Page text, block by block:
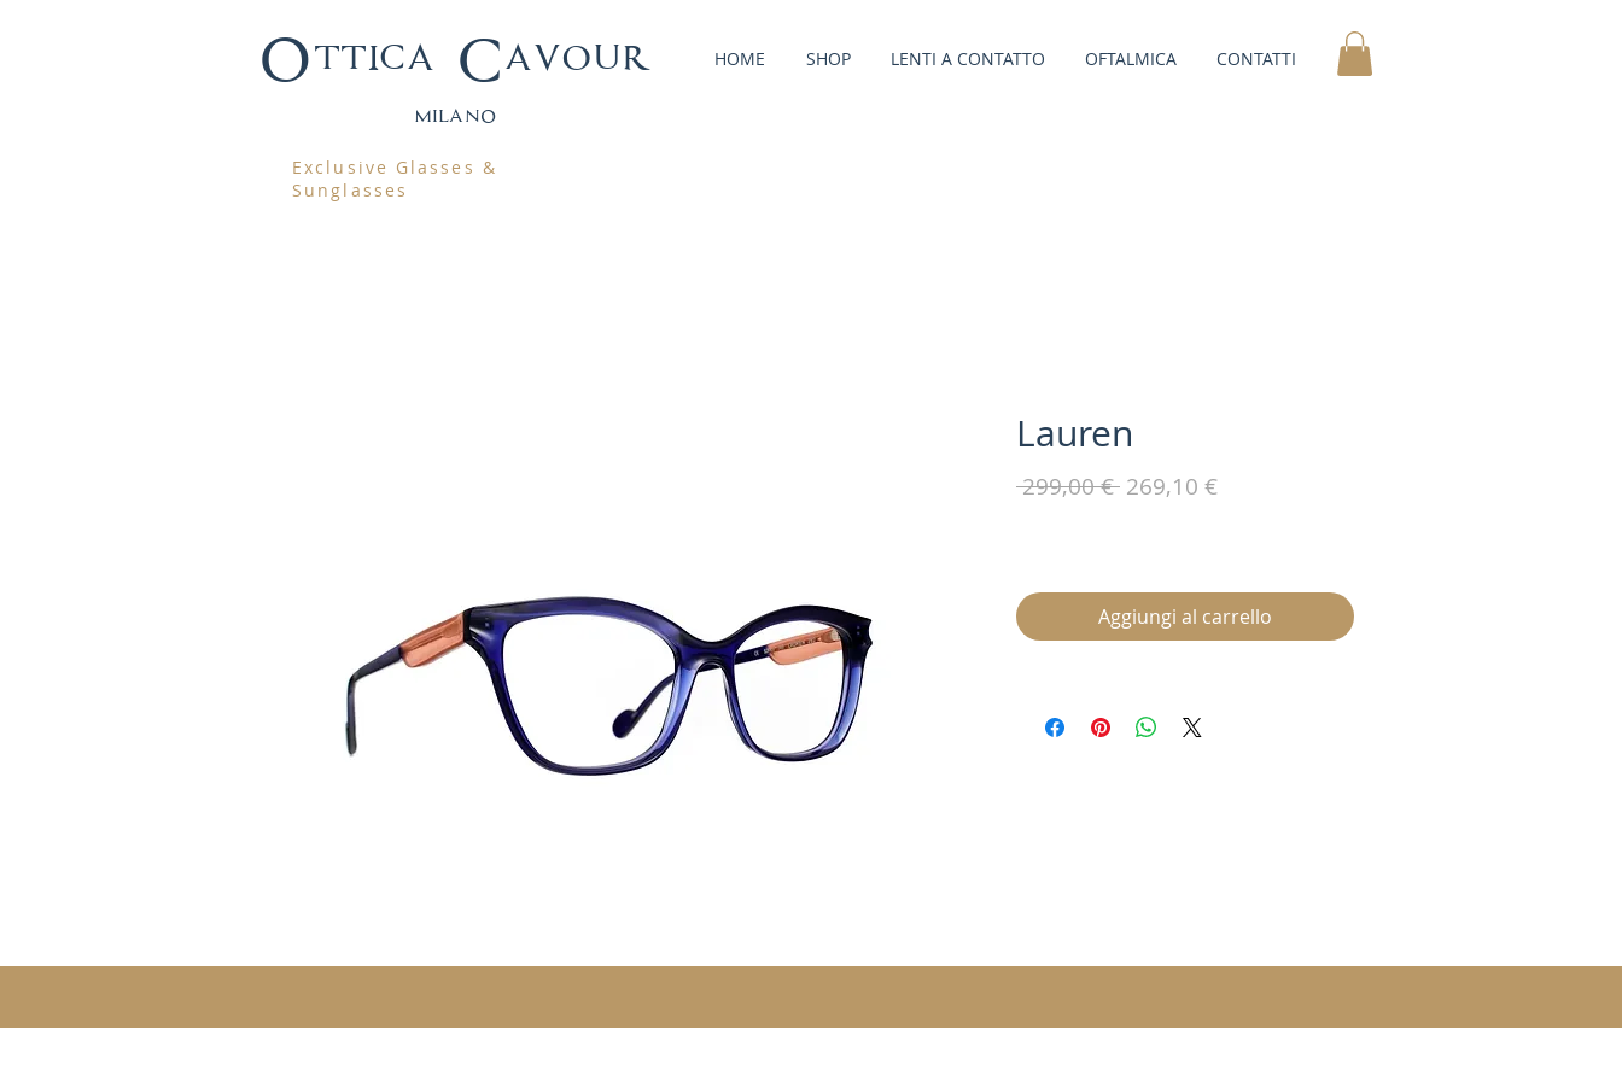
HOME SHOP LENTI A CONTATTO OFTALMICA CONTATTI
Ottica Cavour
milano
Exclusive Glasses &
Sunglasses
Lauren
299,00 € Prezzo
269,10 €Prezzo
Aggiungi al carrello